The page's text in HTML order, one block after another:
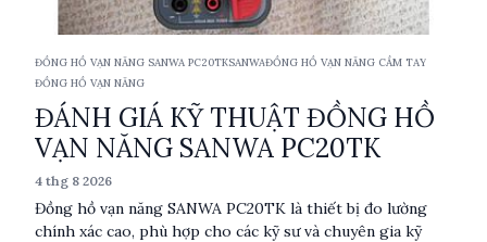
ĐỒNG HỒ VẠN NĂNG SANWA PC20TKSANWAĐỒNG HỒ VẠN NĂNG CẦM TAY
ĐỒNG HỒ VẠN NĂNG
ĐÁNH GIÁ KỸ THUẬT ĐỒNG HỒ
VẠN NĂNG SANWA PC20TK
4 thg 8 2026
Đồng hồ vạn năng SANWA PC20TK là thiết bị đo lường
chính xác cao, phù hợp cho các kỹ sư và chuyên gia kỹ